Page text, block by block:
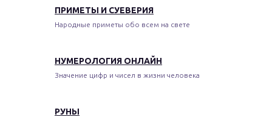
ПРИМЕТЫ И СУЕВЕРИЯ
Народные приметы обо всем на свете
НУМЕРОЛОГИЯ ОНЛАЙН
Значение цифр и чисел в жизни человека
РУНЫ